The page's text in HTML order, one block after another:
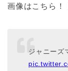
画像はこちら！
ジャニー